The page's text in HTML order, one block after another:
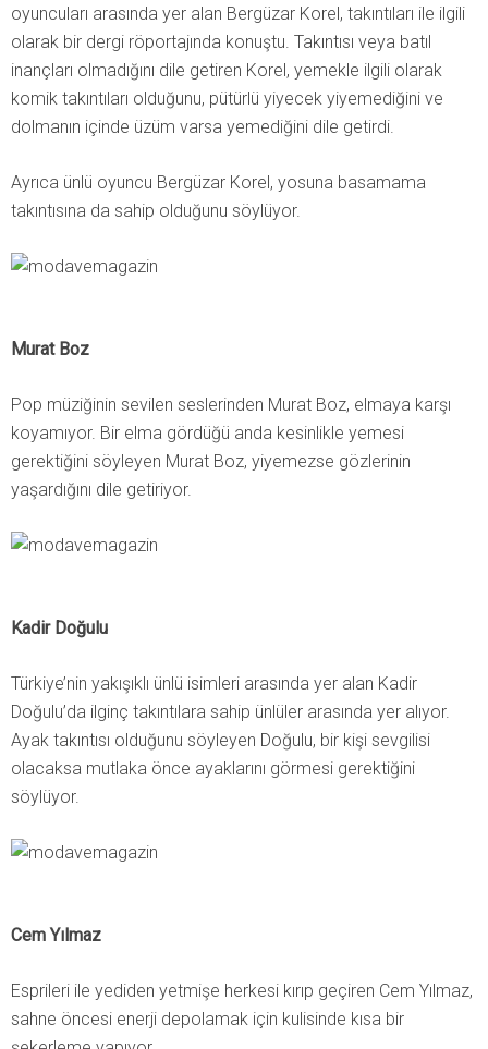
oyuncuları arasında yer alan Bergüzar Korel, takıntıları ile ilgili
olarak bir dergi röportajında konuştu. Takıntısı veya batıl
inançları olmadığını dile getiren Korel, yemekle ilgili olarak
komik takıntıları olduğunu, pütürlü yiyecek yiyemediğini ve
dolmanın içinde üzüm varsa yemediğini dile getirdi.
Ayrıca ünlü oyuncu Bergüzar Korel, yosuna basamama
takıntısına da sahip olduğunu söylüyor.
Murat Boz
Pop müziğinin sevilen seslerinden Murat Boz, elmaya karşı
koyamıyor. Bir elma gördüğü anda kesinlikle yemesi
gerektiğini söyleyen Murat Boz, yiyemezse gözlerinin
yaşardığını dile getiriyor.
Kadir Doğulu
Türkiye’nin yakışıklı ünlü isimleri arasında yer alan Kadir
Doğulu’da ilginç takıntılara sahip ünlüler arasında yer alıyor.
Ayak takıntısı olduğunu söyleyen Doğulu, bir kişi sevgilisi
olacaksa mutlaka önce ayaklarını görmesi gerektiğini
söylüyor.
Cem Yılmaz
Esprileri ile yediden yetmişe herkesi kırıp geçiren Cem Yılmaz,
sahne öncesi enerji depolamak için kulisinde kısa bir